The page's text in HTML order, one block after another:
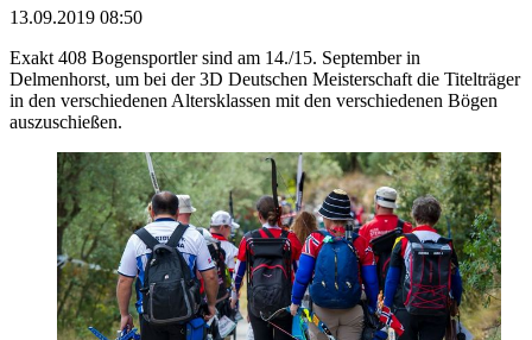
13.09.2019 08:50
Exakt 408 Bogensportler sind am 14./15. September in
Delmenhorst, um bei der 3D Deutschen Meisterschaft die Titelträger
in den verschiedenen Altersklassen mit den verschiedenen Bögen
auszuschießen.